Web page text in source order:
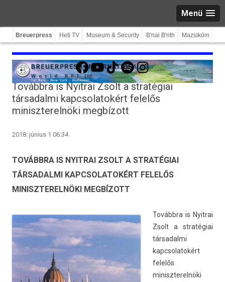
Menü
Breuerpress Heti TV Museum & Security B'nai B'rith Mazsiköm
Facebook
YouTube
TikTokSpotifyInstagram
Továbbra is Nyitrai Zsolt a stratégiai
társadalmi kapcsolatokért felelős
miniszterelnöki megbízott
2018. június 1 06:34
TOVÁBBRA IS NYITRAI ZSOLT A STRATÉGIAI
TÁRSADALMI KAPCSOLATOKÉRT FELELŐS
MINISZTERELNÖKI MEGBÍZOTT
Továbbra is Nyit­rai
Zsolt a stratégiai
tár­sadal­mi
kapcsolatokért
felelős
miniszterel­nöki